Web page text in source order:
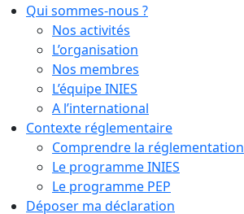
Qui sommes-nous ?
Nos activités
L’organisation
Nos membres
L’équipe INIES
A l’international
Contexte réglementaire
Comprendre la réglementation
Le programme INIES
Le programme PEP
Déposer ma déclaration